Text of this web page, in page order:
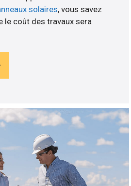
solaires, vous savez
le coût des travaux sera